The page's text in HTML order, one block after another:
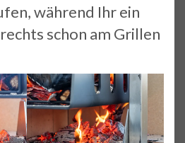
während Ihr ein
schon am Grillen